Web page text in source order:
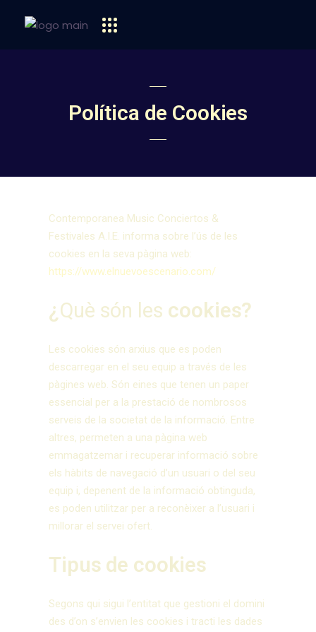
Política de Cookies
Contemporanea Music Conciertos &
Festivales A.I.E. informa sobre l’ús de les
cookies en la seva pàgina web:
https://www.elnuevoescenario.com/
¿ Què són les cookies?
Les cookies són arxius que es poden
descarregar en el seu equip a través de les
pàgines web. Són eines que tenen un paper
essencial per a la prestació de nombrosos
serveis de la societat de la informació. Entre
altres, permeten a una pàgina web
emmagatzemar i recuperar informació sobre
els hàbits de navegació d’un usuari o del seu
equip i, depenent de la informació obtinguda,
es poden utilitzar per a reconèixer a l’usuari i
millorar el servei ofert.
Tipus de cookies
Segons qui sigui l’entitat que gestioni el domini
des d’on s’envien les cookies i tracti les dades